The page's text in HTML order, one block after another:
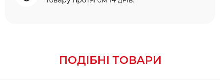
ПОДІБНІ ТОВАРИ